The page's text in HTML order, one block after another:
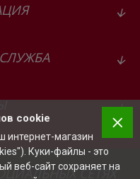
СЕТЯХ
cookie
магазин
Куки-файлы - это
веб-сайт сохраняет на